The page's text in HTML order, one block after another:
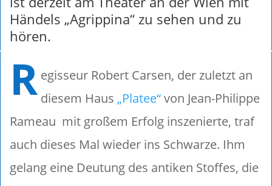
Händels „Agrippina“ zu sehen und zu
hören.
R egisseur Robert Carsen, der zuletzt an
diesem Haus „Platee“von Jean-Philippe
Rameau mit großem Erfolg inszenierte, traf
auch dieses Mal wieder ins Schwarze. Ihm
gelang eine Deutung des antiken Stoffes, die